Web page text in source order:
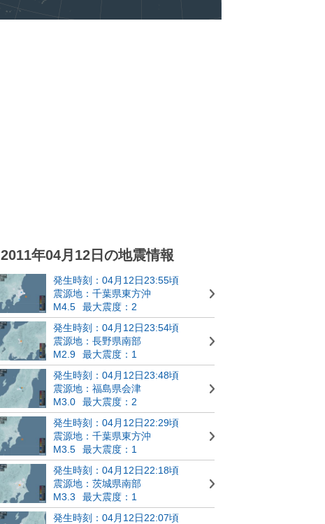
2011年04月12日の地震情報
発生時刻：04月12日23:55頃
震源地：千葉県東方沖
M4.5
最大震度：2
発生時刻：04月12日23:54頃
震源地：長野県南部
M2.9
最大震度：1
発生時刻：04月12日23:48頃
震源地：福島県会津
M3.0
最大震度：2
発生時刻：04月12日22:29頃
震源地：千葉県東方沖
M3.5
最大震度：1
発生時刻：04月12日22:18頃
震源地：茨城県南部
M3.3
最大震度：1
発生時刻：04月12日22:07頃